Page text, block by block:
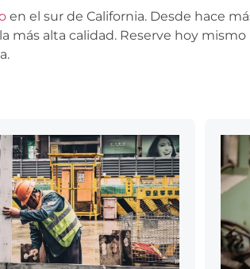
en el sur de California. Desde hace
alta calidad. Reserve hoy